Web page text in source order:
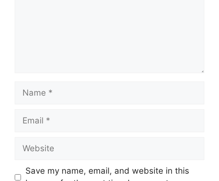
Name
Email
Website
Save my name, email, and website in this